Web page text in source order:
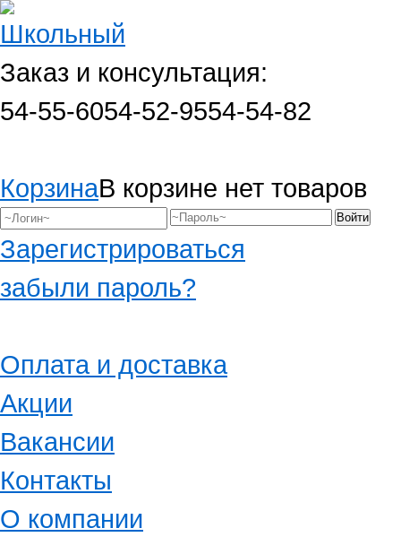
Заказ и консультация:
54-55-6054-52-9554-54-82
КорзинаВ корзине нет товаров
Зарегистрироваться
забыли пароль?
Оплата и доставка
Акции
Вакансии
Контакты
О компании